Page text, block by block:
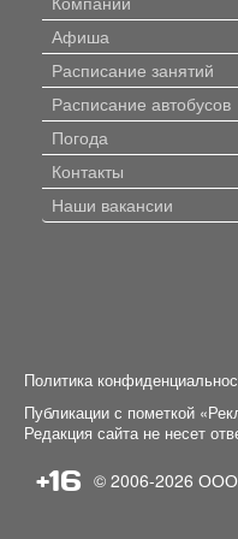
Афиша
Расписание занятий
Расписание автобусов
Погода
Контакты
Наши вакансии
Политика
Публикации с пометкой
Редакция сайта не несет
+16 © 2006-2026 ООО